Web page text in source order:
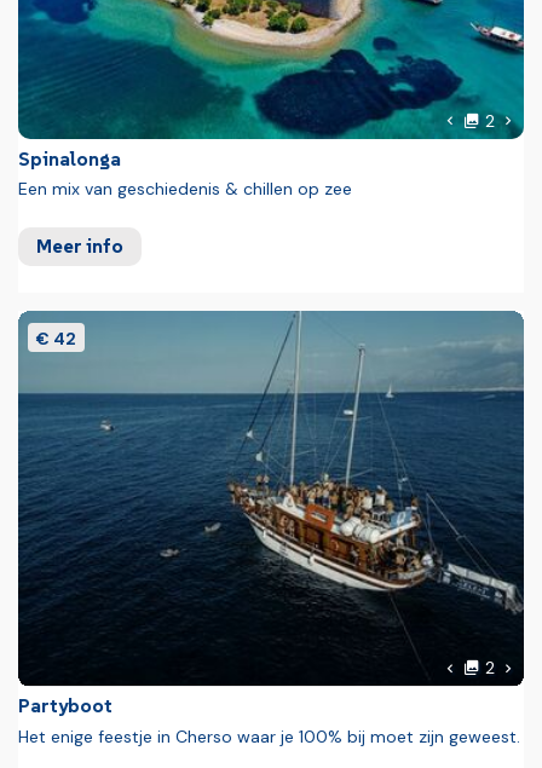
Spinalonga
Een mix van geschiedenis & chillen op zee
Meer info
Vorige foto
2
Partyboot
Het enige feestje in Cherso waar je 100% bij moet zijn geweest.
€ 42
Vorige foto
2